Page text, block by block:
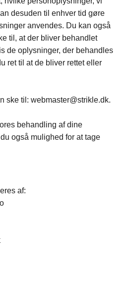
desuden til enhver tid gøre
anvendes. Du kan også
til, at der bliver behandlet
de oplysninger, der behandles
ret til at de bliver rettet eller
ske til: webmaster@strikle.dk.
behandling af dine
også mulighed for at tage
af: